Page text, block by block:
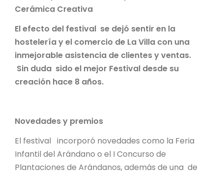
Cerámica Creativa
El efecto del festival se dejó sentir en la
hostelería y el comercio de La Villa con una
inmejorable asistencia de clientes y ventas.
Sin duda sido el mejor Festival desde su
creación hace 8 años.
Novedades y premios
El festival incorporó novedades como la Feria
Infantil del Arándano o el I Concurso de
Plantaciones de Arándanos, además de una de